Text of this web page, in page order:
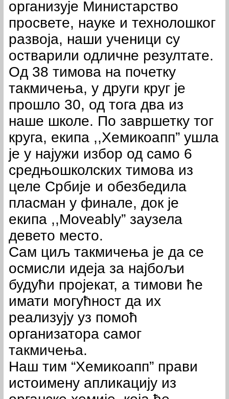
организује Министарство
просвете, науке и технолошког
развоја, наши ученици су
остварили одличне резултате.
Oд 38 тимова на почетку
такмичења, у други круг је
прошло 30, од тога два из
наше школе. По завршетку тог
круга, екипа ,,Хемикоапп” ушла
је у најужи избор од само 6
средњошколских тимова из
целе Србије и обезбедила
пласман у финале, док је
екипа ,,Moveably” заузела
девето место.
Сам циљ такмичења је да се
осмисли идеја за најбољи
будући пројекат, а тимови ће
имати могућност да их
реализују уз помоћ
организатора самог
такмичења.
Наш тим “Хемикоапп” прави
истоимену апликацију из